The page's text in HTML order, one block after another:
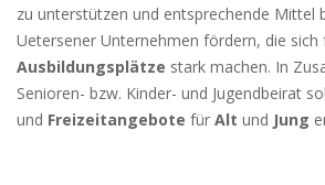
zu unterstützen und entsprechende Mittel
Uetersener Unternehmen fördern, die sich
Ausbildungsplätze stark machen. In
Senioren- bzw. Kinder- und Jugendbeirat
und Freizeitangebote für Alt und Jung